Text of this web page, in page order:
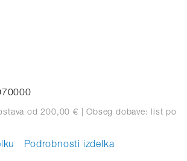
od 200,00 € | Obseg dobave: list po
Podrobnosti izdelka